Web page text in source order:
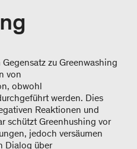
zu Greenwashing
von
obwohl
werden. Dies
Reaktionen und
schützt Greenhushing vor
jedoch versäumen
Dialog über